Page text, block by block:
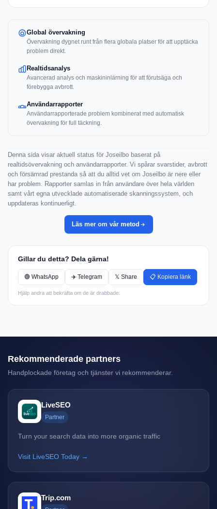
Global övervakning
Övervakning dygnet runt från flera globala platser för att upptäcka
problem direkt.
Realtidsanalys
Avancerad analys och maskininlärning för att förutsäga och
förebygga avbrott.
Användarrapporter
Användarrapporterade problem kombinerat med automatisk
övervakning för full täckning.
Denna sida visar aktuell status för Joseilbo baserat på
realtidsövervakning och användarrapporter. Vi spårar svarstider, avbrott
och försämrad prestanda så att du alltid vet om Joseilbo är nere eller
har problem. Rapporter samlas in från användare över hela världen
samt vårt egna utvecklade automatiserade skanningssystem, och
uppdateras kontinuerligt.
Läs mer om vår metod
Gillar du detta? Dela gärna!
🟢 WhatsApp ✈️ Telegram 𝕏 Share 📋 Kopiera länk
Hjälp andra att bekräfta om de är drabbade.
Rekommenderade partners
Handplockade företag och tjänster vi rekommenderar.
LiveSEO
Partner
Turn your search data into more organic traffic
Visit LiveSEO Today →
Trip.com